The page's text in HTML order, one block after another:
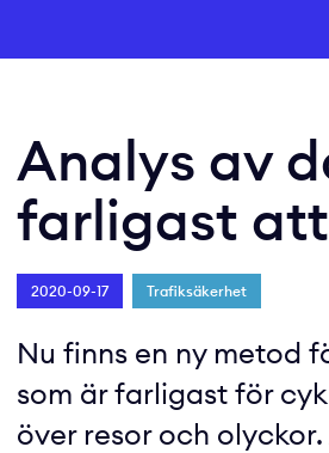
Analys av
farligast
2020-09-17 Trafiksäkerhet
Nu finns en ny metod
som är farligast för
över resor och